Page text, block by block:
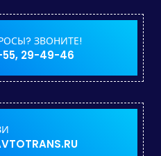
ЗВОНИТЕ!
55, 29-49-46